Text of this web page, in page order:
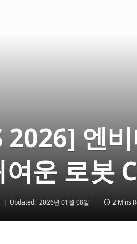
2026] 엔
운 로봇
Updated: 2026년 01월 08일 2 Mins